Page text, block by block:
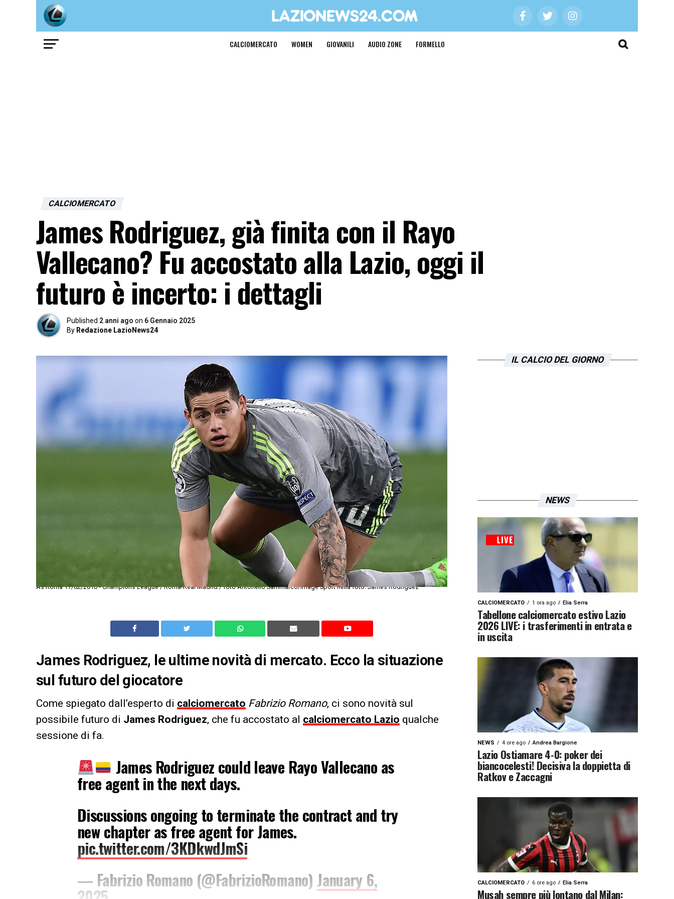
CALCIOMERCATO WOMEN GIOVANILI AUDIO ZONE FORMELLO
CALCIOMERCATO
James Rodriguez, già finita con il Rayo
Vallecano? Fu accostato alla Lazio, oggi il
futuro è incerto: i dettagli
Published 2 anni ago on 6 Gennaio 2025
By Redazione LazioNews24
As Roma 17/02/2016 - Champions League / Roma-Real Madrid / foto Antonello Sammarco/Image Sport nella foto: James Rodriguez
James Rodriguez, le ultime novità di mercato. Ecco la situazione
sul futuro del giocatore
Come spiegato dall’esperto di calciomercato Fabrizio Romano, ci sono novità sul
possibile futuro di James Rodriguez, che fu accostato al calciomercato Lazio qualche
sessione di fa.
James Rodriguez could leave Rayo Vallecano as
free agent in the next days.
Discussions ongoing to terminate the contract and try
new chapter as free agent for James.
pic.twitter.com/3KDkwdJmSi
— Fabrizio Romano (@FabrizioRomano) January 6,
IL CALCIO DEL GIORNO
NEWS
CALCIOMERCATO 1 ora ago Elia Serra
Tabellone calciomercato estivo Lazio
2026 LIVE: i trasferimenti in entrata e
in uscita
NEWS 4 ore ago Andrea Bargione
Lazio Ostiamare 4-0: poker dei
biancocelesti! Decisiva la doppietta di
Ratkov e Zaccagni
CALCIOMERCATO 6 ore ago Elia Serra
Musah sempre più lontano dal Milan: